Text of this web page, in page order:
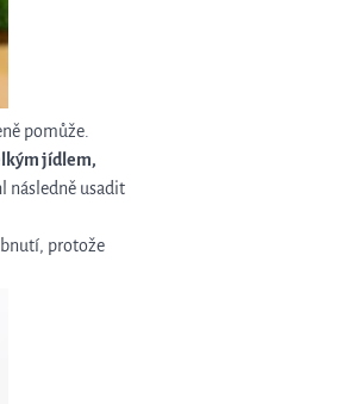
pomůže.
jídlem,
následně usadit
protože